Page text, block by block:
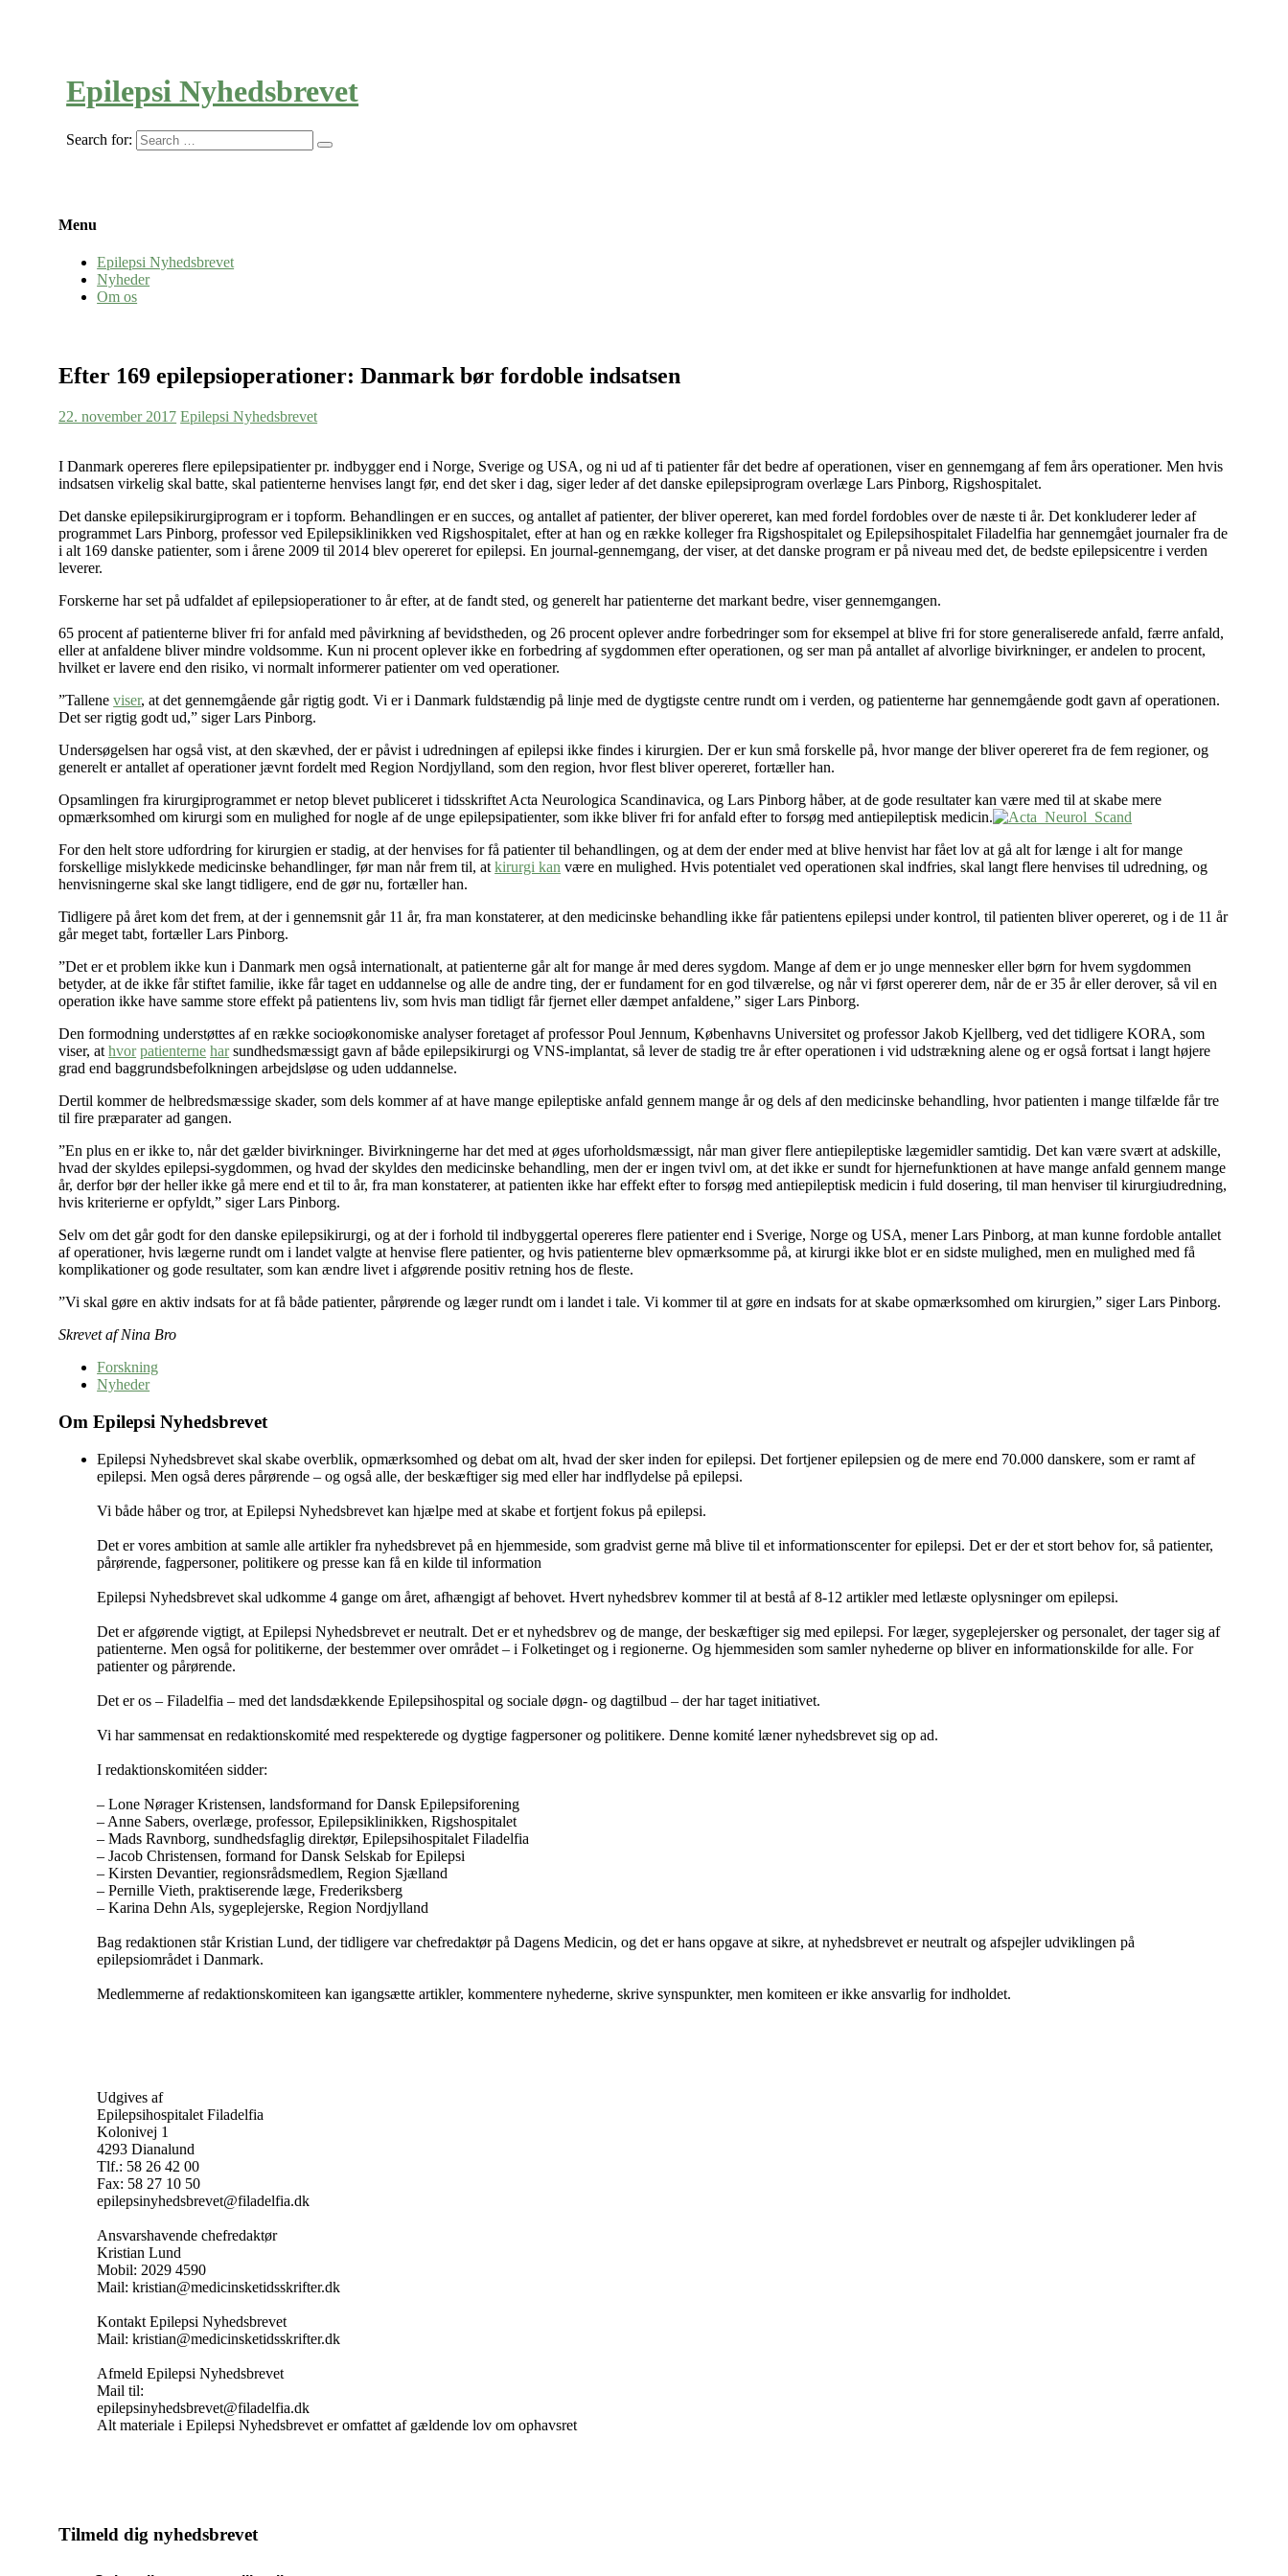
Epilepsi Nyhedsbrevet
Search for:
Menu
Epilepsi Nyhedsbrevet
Nyheder
Om os
Efter 169 epilepsioperationer: Danmark bør fordoble indsatsen
22. november 2017 Epilepsi Nyhedsbrevet
I Danmark opereres flere epilepsipatienter pr. indbygger end i Norge, Sverige og USA, og ni ud af ti patienter får det bedre af operationen, viser en gennemgang af fem års operationer. Men hvis
indsatsen virkelig skal batte, skal patienterne henvises langt før, end det sker i dag, siger leder af det danske epilepsiprogram overlæge Lars Pinborg, Rigshospitalet.
Det danske epilepsikirurgiprogram er i topform. Behandlingen er en succes, og antallet af patienter, der bliver opereret, kan med fordel fordobles over de næste ti år. Det konkluderer leder af
programmet Lars Pinborg, professor ved Epilepsiklinikken ved Rigshospitalet, efter at han og en række kolleger fra Rigshospitalet og Epilepsihospitalet Filadelfia har gennemgået journaler fra de
i alt 169 danske patienter, som i årene 2009 til 2014 blev opereret for epilepsi. En journal-gennemgang, der viser, at det danske program er på niveau med det, de bedste epilepsicentre i verden
leverer.
Forskerne har set på udfaldet af epilepsioperationer to år efter, at de fandt sted, og generelt har patienterne det markant bedre, viser gennemgangen.
65 procent af patienterne bliver fri for anfald med påvirkning af bevidstheden, og 26 procent oplever andre forbedringer som for eksempel at blive fri for store generaliserede anfald, færre anfald,
eller at anfaldene bliver mindre voldsomme. Kun ni procent oplever ikke en forbedring af sygdommen efter operationen, og ser man på antallet af alvorlige bivirkninger, er andelen to procent,
hvilket er lavere end den risiko, vi normalt informerer patienter om ved operationer.
”Talleneviser, at det gennemgående går rigtig godt. Vi er i Danmark fuldstændig på linje med de dygtigste centre rundt om i verden, og patienterne har gennemgående godt gavn af operationen.
Det ser rigtig godt ud,” siger Lars Pinborg.
Undersøgelsen har også vist, at den skævhed, der er påvist i udredningen af epilepsi ikke findes i kirurgien. Der er kun små forskelle på, hvor mange der bliver opereret fra de fem regioner, og
generelt er antallet af operationer jævnt fordelt med Region Nordjylland, som den region, hvor flest bliver opereret, fortæller han.
Opsamlingen fra kirurgiprogrammet er netop blevet publiceret i tidsskriftet Acta Neurologica Scandinavica, og Lars Pinborg håber, at de gode resultater kan være med til at skabe mere
opmærksomhed om kirurgi som en mulighed for nogle af de unge epilepsipatienter, som ikke bliver fri for anfald efter to forsøg med antiepileptisk medicin.
For den helt store udfordring for kirurgien er stadig, at der henvises for få patienter til behandlingen, og at dem der ender med at blive henvist har fået lov at gå alt for længe i alt for mange
forskellige mislykkede medicinske behandlinger, før man når frem til, atkirurgi kan være en mulighed. Hvis potentialet ved operationen skal indfries, skal langt flere henvises til udredning, og
henvisningerne skal ske langt tidligere, end de gør nu, fortæller han.
Tidligere på året kom det frem, at der i gennemsnit går 11 år, fra man konstaterer, at den medicinske behandling ikke får patientens epilepsi under kontrol, til patienten bliver opereret, og i de 11 år
går meget tabt, fortæller Lars Pinborg.
”Det er et problem ikke kun i Danmark men også internationalt, at patienterne går alt for mange år med deres sygdom. Mange af dem er jo unge mennesker eller børn for hvem sygdommen
betyder, at de ikke får stiftet familie, ikke får taget en uddannelse og alle de andre ting, der er fundament for en god tilværelse, og når vi først opererer dem, når de er 35 år eller derover, så vil en
operation ikke have samme store effekt på patientens liv, som hvis man tidligt får fjernet eller dæmpet anfaldene,” siger Lars Pinborg.
Den formodning understøttes af en række socioøkonomiske analyser foretaget af professor Poul Jennum, Københavns Universitet og professor Jakob Kjellberg, ved det tidligere KORA, som
viser, athvor patienterne harsundhedsmæssigt gavn af både epilepsikirurgi og VNS-implantat, så lever de stadig tre år efter operationen i vid udstrækning alene og er også fortsat i langt højere
grad end baggrundsbefolkningen arbejdsløse og uden uddannelse.
Dertil kommer de helbredsmæssige skader, som dels kommer af at have mange epileptiske anfald gennem mange år og dels af den medicinske behandling, hvor patienten i mange tilfælde får tre
til fire præparater ad gangen.
”En plus en er ikke to, når det gælder bivirkninger. Bivirkningerne har det med at øges uforholdsmæssigt, når man giver flere antiepileptiske lægemidler samtidig. Det kan være svært at adskille,
hvad der skyldes epilepsi-sygdommen, og hvad der skyldes den medicinske behandling, men der er ingen tvivl om, at det ikke er sundt for hjernefunktionen at have mange anfald gennem mange
år, derfor bør der heller ikke gå mere end et til to år, fra man konstaterer, at patienten ikke har effekt efter to forsøg med antiepileptisk medicin i fuld dosering, til man henviser til kirurgiudredning,
hvis kriterierne er opfyldt,” siger Lars Pinborg.
Selv om det går godt for den danske epilepsikirurgi, og at der i forhold til indbyggertal opereres flere patienter end i Sverige, Norge og USA, mener Lars Pinborg, at man kunne fordoble antallet
af operationer, hvis lægerne rundt om i landet valgte at henvise flere patienter, og hvis patienterne blev opmærksomme på, at kirurgi ikke blot er en sidste mulighed, men en mulighed med få
komplikationer og gode resultater, som kan ændre livet i afgørende positiv retning hos de fleste.
”Vi skal gøre en aktiv indsats for at få både patienter, pårørende og læger rundt om i landet i tale. Vi kommer til at gøre en indsats for at skabe opmærksomhed om kirurgien,” siger Lars Pinborg.
Skrevet af Nina Bro
Forskning
Nyheder
Om Epilepsi Nyhedsbrevet
Epilepsi Nyhedsbrevet skal skabe overblik, opmærksomhed og debat om alt, hvad der sker inden for epilepsi. Det fortjener epilepsien og de mere end 70.000 danskere, som er ramt af
epilepsi. Men også deres pårørende – og også alle, der beskæftiger sig med eller har indflydelse på epilepsi.
Vi både håber og tror, at Epilepsi Nyhedsbrevet kan hjælpe med at skabe et fortjent fokus på epilepsi.
Det er vores ambition at samle alle artikler fra nyhedsbrevet på en hjemmeside, som gradvist gerne må blive til et informationscenter for epilepsi. Det er der et stort behov for, så patienter,
pårørende, fagpersoner, politikere og presse kan få en kilde til information
Epilepsi Nyhedsbrevet skal udkomme 4 gange om året, afhængigt af behovet. Hvert nyhedsbrev kommer til at bestå af 8-12 artikler med letlæste oplysninger om epilepsi.
Det er afgørende vigtigt, at Epilepsi Nyhedsbrevet er neutralt. Det er et nyhedsbrev og de mange, der beskæftiger sig med epilepsi. For læger, sygeplejersker og personalet, der tager sig af
patienterne. Men også for politikerne, der bestemmer over området – i Folketinget og i regionerne. Og hjemmesiden som samler nyhederne op bliver en informationskilde for alle. For
patienter og pårørende.
Det er os – Filadelfia – med det landsdækkende Epilepsihospital og sociale døgn- og dagtilbud – der har taget initiativet.
Vi har sammensat en redaktionskomité med respekterede og dygtige fagpersoner og politikere. Denne komité læner nyhedsbrevet sig op ad.
I redaktionskomitéen sidder:
– Lone Nørager Kristensen, landsformand for Dansk Epilepsiforening
– Anne Sabers, overlæge, professor, Epilepsiklinikken, Rigshospitalet
– Mads Ravnborg, sundhedsfaglig direktør, Epilepsihospitalet Filadelfia
– Jacob Christensen, formand for Dansk Selskab for Epilepsi
– Kirsten Devantier, regionsrådsmedlem, Region Sjælland
– Pernille Vieth, praktiserende læge, Frederiksberg
– Karina Dehn Als, sygeplejerske, Region Nordjylland
Bag redaktionen står Kristian Lund, der tidligere var chefredaktør på Dagens Medicin, og det er hans opgave at sikre, at nyhedsbrevet er neutralt og afspejler udviklingen på
epilepsiområdet i Danmark.
Medlemmerne af redaktionskomiteen kan igangsætte artikler, kommentere nyhederne, skrive synspunkter, men komiteen er ikke ansvarlig for indholdet.
Udgives af
Epilepsihospitalet Filadelfia
Kolonivej 1
4293 Dianalund
Tlf.: 58 26 42 00
Fax: 58 27 10 50
epilepsinyhedsbrevet@filadelfia.dk
Ansvarshavende chefredaktør
Kristian Lund
Mobil: 2029 4590
Mail: kristian@medicinsketidsskrifter.dk
Kontakt Epilepsi Nyhedsbrevet
Mail: kristian@medicinsketidsskrifter.dk
Afmeld Epilepsi Nyhedsbrevet
Mail til:
epilepsinyhedsbrevet@filadelfia.dk
Alt materiale i Epilepsi Nyhedsbrevet er omfattet af gældende lov om ophavsret
Tilmeld dig nyhedsbrevet